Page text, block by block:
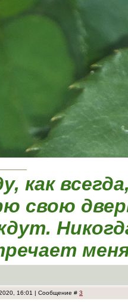
как
свою
16:01 | Сообщение # 3